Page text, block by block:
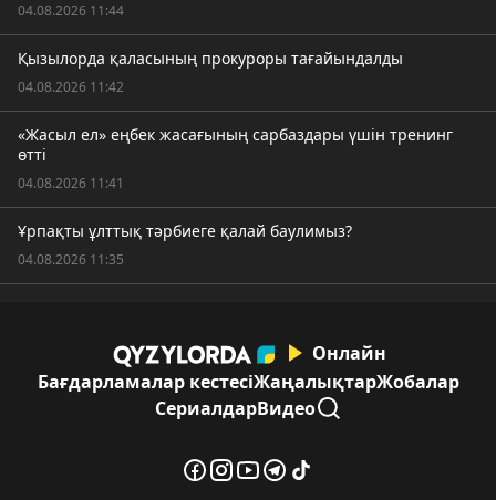
04.08.2026 11:44
Қызылорда қаласының прокуроры тағайындалды
04.08.2026 11:42
«Жасыл ел» еңбек жасағының сарбаздары үшін тренинг
өтті
04.08.2026 11:41
Ұрпақты ұлттық тәрбиеге қалай баулимыз?
04.08.2026 11:35
Онлайн
Бағдарламалар кестесіЖаңалықтарЖобалар
СериалдарВидео